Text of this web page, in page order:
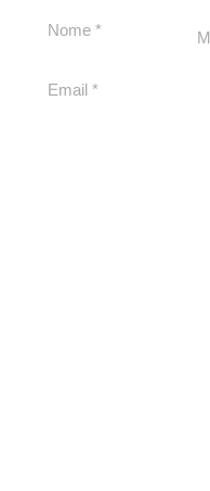
reforçam apoio a
Cláudio Mitidieri